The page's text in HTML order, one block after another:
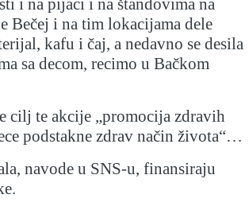
Bečej i na tim lokacijama dele
kafu i čaj, a nedavno se desila
sa decom, recimo u Bačkom
cilj te akcije „promocija zdravih
podstakne zdrav način života“…
navode u SNS-u, finansiraju